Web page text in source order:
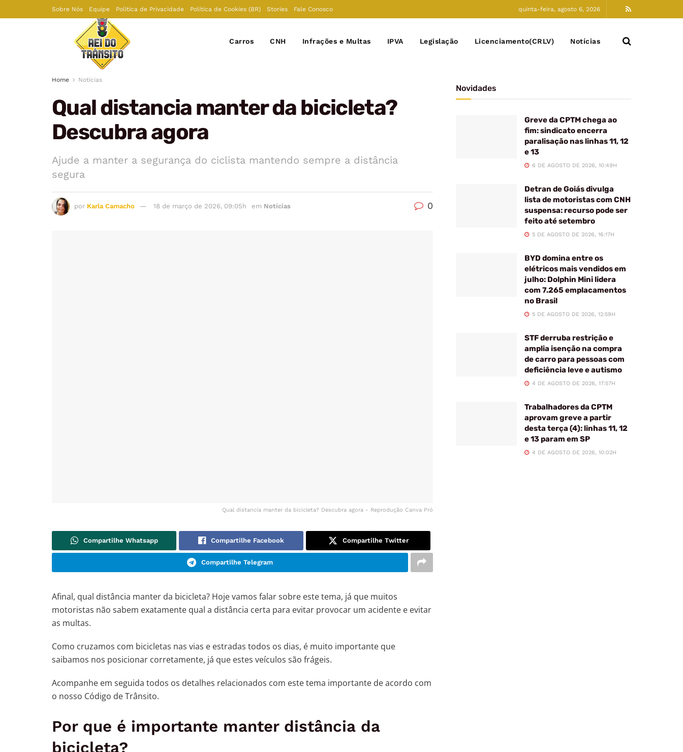
Sobre Nós Equipe Política de Privacidade Política de Cookies (BR) Stories Fale Conosco quinta-feira, agosto 6, 2026
Carros CNH Infrações e Multas IPVA Legislação Licenciamento(CRLV) Notícias
Home Notícias
Qual distancia manter da bicicleta?
Descubra agora
Ajude a manter a segurança do ciclista mantendo sempre a distância
segura
por Karla Camacho 18 de março de 2026, 09:05h em Notícias 0
Qual distancia manter da bicicleta? Descubra agora - Reprodução Canva Pró
Compartilhe Whatsapp Compartilhe Facebook Compartilhe Twitter
Compartilhe Telegram
Afinal, qual distância manter da bicicleta? Hoje vamos falar sobre este tema, já que muitos
motoristas não sabem exatamente qual a distância certa para evitar provocar um acidente e evitar
as multas.
Como cruzamos com bicicletas nas vias e estradas todos os dias, é muito importante que
saibamos nos posicionar corretamente, já que estes veículos são frágeis.
Acompanhe em seguida todos os detalhes relacionados com este tema importante de acordo com
o nosso Código de Trânsito.
Por que é importante manter distância da
bicicleta?
Novidades
Greve da CPTM chega ao
fim: sindicato encerra
paralisação nas linhas 11, 12
e 13
6 DE AGOSTO DE 2026, 10:49H
Detran de Goiás divulga
lista de motoristas com CNH
suspensa: recurso pode ser
feito até setembro
5 DE AGOSTO DE 2026, 16:17H
BYD domina entre os
elétricos mais vendidos em
julho: Dolphin Mini lidera
com 7.265 emplacamentos
no Brasil
5 DE AGOSTO DE 2026, 12:59H
STF derruba restrição e
amplia isenção na compra
de carro para pessoas com
deficiência leve e autismo
4 DE AGOSTO DE 2026, 17:57H
Trabalhadores da CPTM
aprovam greve a partir
desta terça (4): linhas 11, 12
e 13 param em SP
4 DE AGOSTO DE 2026, 10:02H